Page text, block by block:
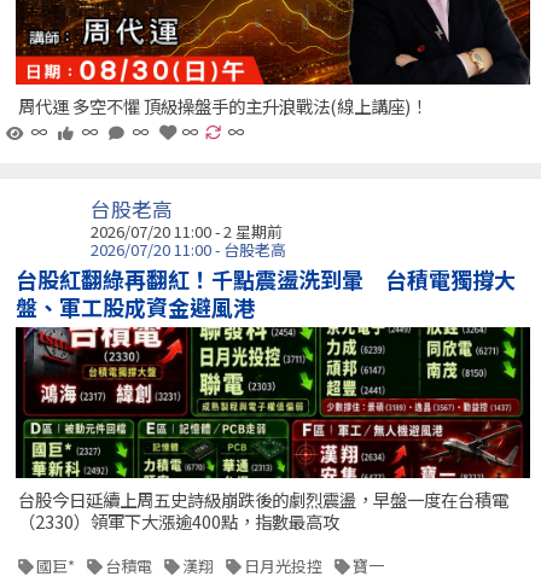
周代運 多空不懼 頂級操盤手的主升浪戰法(線上講座)！
∞
∞ ∞ ∞ ∞
台股老高
2026/07/20 11:00 - 2 星期前
2026/07/20 11:00 - 台股老高
台股紅翻綠再翻紅！千點震盪洗到暈 台積電獨撐大
盤、軍工股成資金避風港
台股今日延續上周五史詩級崩跌後的劇烈震盪，早盤一度在台積電
（2330）領軍下大漲逾400點，指數最高攻
國巨* 台積電 漢翔 日月光投控 寶一